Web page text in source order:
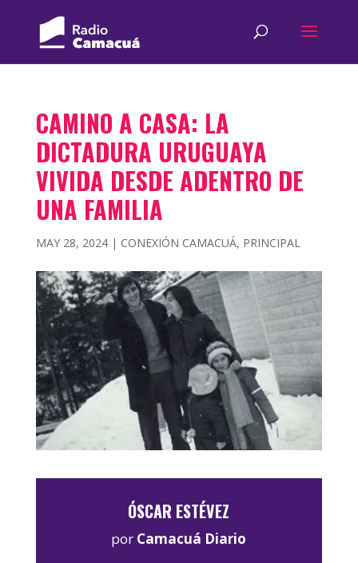
CAMINO A CASA: LA
DICTADURA URUGUAYA
VIVIDA DESDE ADENTRO DE
UNA FAMILIA
MAY 28, 2024| CONEXIÓN CAMACUÁ, PRINCIPAL
ÓSCAR ESTÉVEZ
por Camacuá Diario